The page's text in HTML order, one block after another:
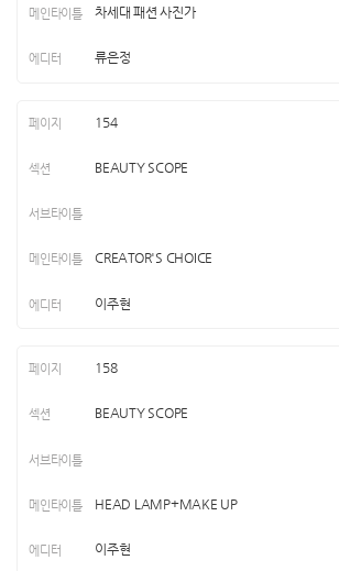
차세대 패션 사진가
류은정
154
BEAUTY SCOPE
CREATOR'S CHOICE
이주현
158
BEAUTY SCOPE
HEAD LAMP+MAKE UP
이주현